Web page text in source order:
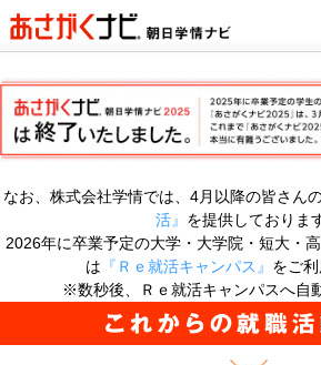
なお、株式会社学情では、4月以降の皆さん
活』 を提供しておりま
2026年に卒業予定の大学・大学院・短大・
は 『Ｒｅ就活キャンパス』 をご利
※数秒後、Ｒｅ就活キャンパスへ自